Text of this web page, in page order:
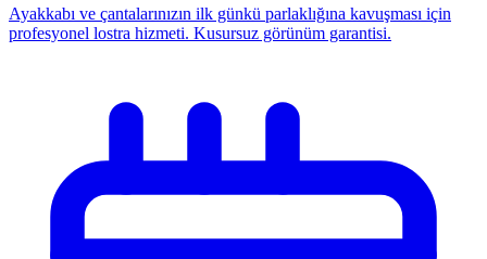
Ayakkabı ve çantalarınızın ilk günkü parlaklığına kavuşması için
profesyonel lostra hizmeti. Kusursuz görünüm garantisi.